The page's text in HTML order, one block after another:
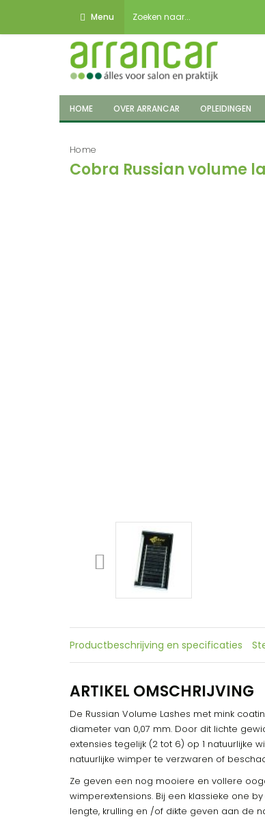
Menu
HOME OVER ARRANCAR OPLEIDINGEN
Home
Cobra Russian volume
Productbeschrijving en specificaties
ARTIKEL OMSCHRIJVING
De Russian Volume Lashes met mink
diameter van 0,07 mm. Door dit lichte
extensies tegelijk (2 tot 6) op 1 natuurlijke
natuurlijke wimper te verzwaren of
Ze geven een nog mooiere en vollere
wimperextensions. Bij een klassieke one
lengte, krulling en /of dikte geven aan de